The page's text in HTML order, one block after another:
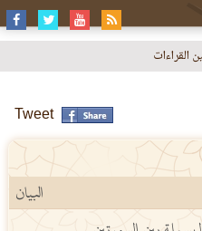
القراءات
Tweet
البيان